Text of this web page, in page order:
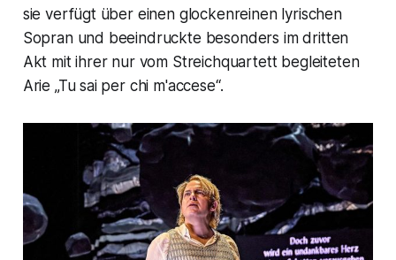
sie verfügt über einen glockenreinen lyrischen
Sopran und beeindruckte besonders im dritten
Akt mit ihrer nur vom Streichquartett begleiteten
Arie „Tu sai per chi m'accese“.